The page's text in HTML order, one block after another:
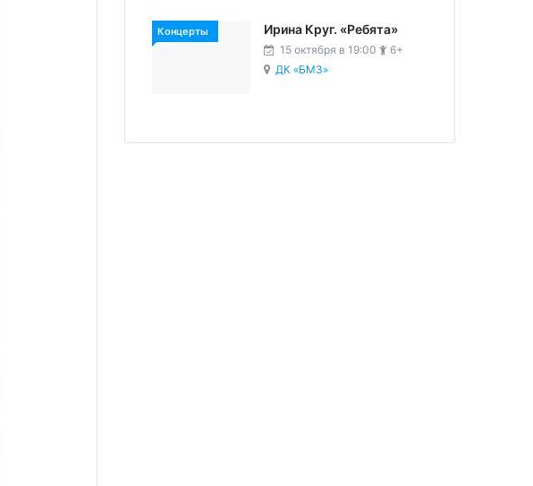
Концерты Ирина Круг. «Ребята»
15 октября в 19:00
6+
ДК «БМЗ»